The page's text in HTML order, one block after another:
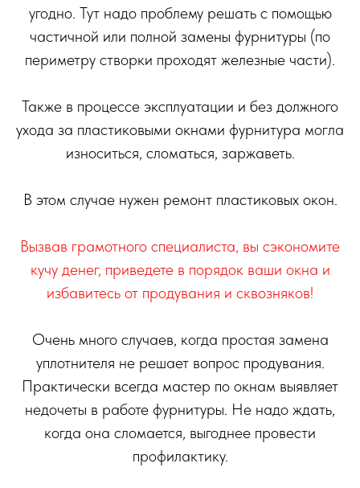
угодно. Тут надо проблему решать с помощью
частичной или полной замены фурнитуры (по
периметру створки проходят железные части).
Также в процессе эксплуатации и без должного
ухода за пластиковыми окнами фурнитура могла
износиться, сломаться, заржаветь.
В этом случае нужен ремонт пластиковых окон.
Вызвав грамотного специалиста, вы сэкономите
кучу денег, приведете в порядок ваши окна и
избавитесь от продувания и сквозняков!
Очень много случаев, когда простая замена
уплотнителя не решает вопрос продувания.
Практически всегда мастер по окнам выявляет
недочеты в работе фурнитуры. Не надо ждать,
когда она сломается, выгоднее провести
профилактику.